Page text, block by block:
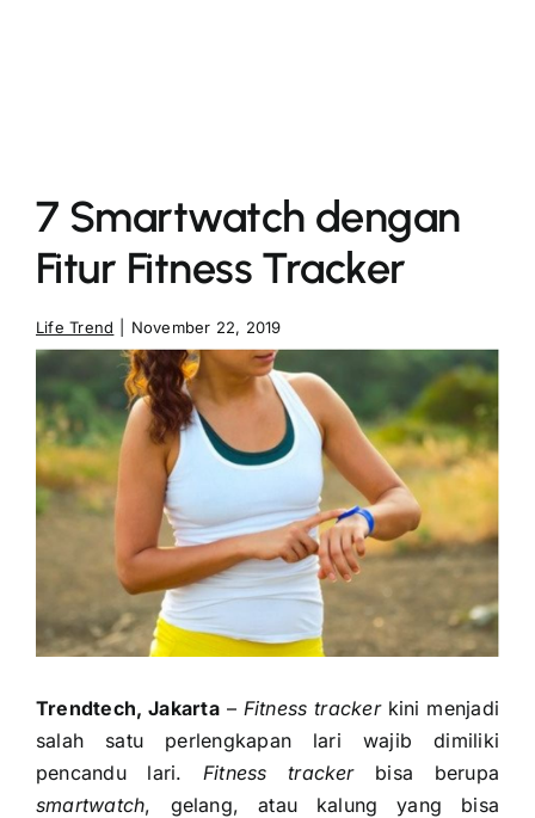
7 Smartwatch dengan
Fitur Fitness Tracker
Life Trend November 22, 2019
Trendtech, Jakarta– Fitness trackerkini menjadi
salah satu perlengkapan lari wajib dimiliki
pencandu lari. Fitness trackerbisa berupa
smartwatch, gelang, atau kalung yang bisa